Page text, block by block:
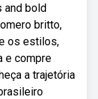
and bold
britto,
os estilos,
e compre
a trajetória